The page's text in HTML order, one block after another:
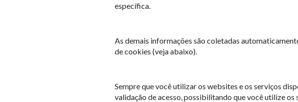
específica.
As demais informações são coletadas
de cookies (veja abaixo).
Sempre que você utilizar os websites e os serviços
validação de acesso, possibilitando que você utilize